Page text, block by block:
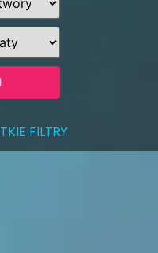
FILTRY